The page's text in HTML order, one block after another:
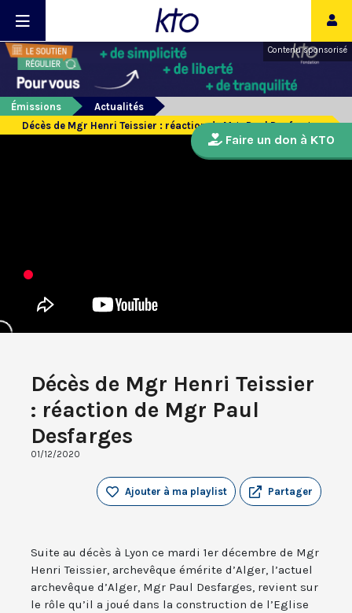
Contenu sponsorisé
Émissions
Actualités
Décès de Mgr Henri Teissier : réaction de Mgr Paul Desfarges
Décès de Mgr Henri Teissier
: réaction de Mgr Paul
Desfarges
01/12/2020
Partager
Ajouter à ma playlist
Suite au décès à Lyon ce mardi 1er décembre de Mgr
Henri Teissier, archevêque émérite d’Alger, l’actuel
archevêque d’Alger, Mgr Paul Desfarges, revient sur
le rôle qu’il a joué dans la construction de l’Eglise
Faire un don à KTO